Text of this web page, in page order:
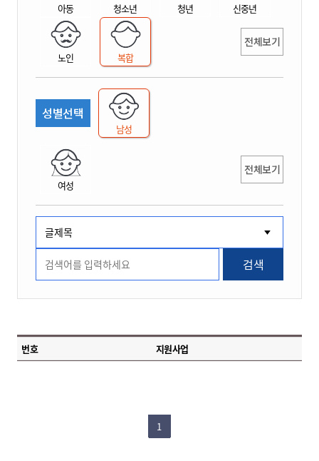
아동 청소년 청년 신중년
노인 복합
전체보기
성별선택
남성
여성
전체보기
검색
번호 지원사업
1